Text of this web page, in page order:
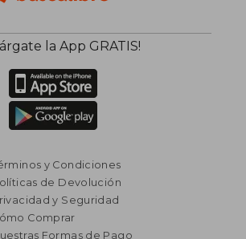
la App GRATIS!
y Condiciones
de Devolución
y Seguridad
Comprar
Formas de Pago